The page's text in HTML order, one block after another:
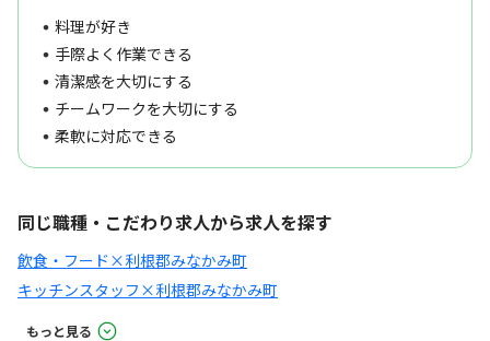
料理が好き
手際よく作業できる
清潔感を大切にする
チームワークを大切にする
柔軟に対応できる
同じ職種・こだわり求人から求人を探す
飲食・フード×利根郡みなかみ町
キッチンスタッフ×利根郡みなかみ町
もっと見る